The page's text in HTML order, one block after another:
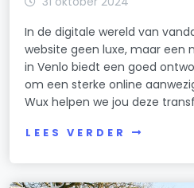
In de digitale wereld van
website geen luxe, maar een
in Venlo biedt een goed
om een sterke online
Wux helpen we jou deze
LEES VERDER